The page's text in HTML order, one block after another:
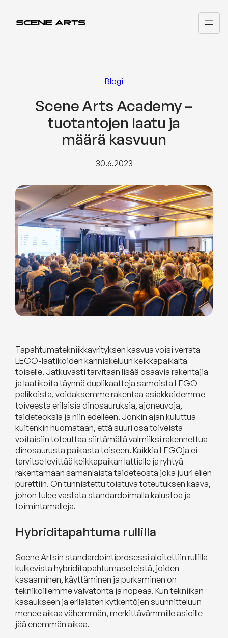
sisältöön
Blogi
Scene Arts Academy –
tuotantojen laatu ja
määrä kasvuun
30.6.2023
Tapahtumatekniikkayrityksen kasvua voisi verrata
LEGO-laatikoiden kanniskeluun keikkapaikalta
toiselle. Jatkuvasti tarvitaan lisää osaavia rakentajia
ja laatikoita täynnä duplikaatteja samoista LEGO-
palikoista, voidaksemme rakentaa asiakkaidemme
toiveesta erilaisia dinosauruksia, ajoneuvoja,
taideteoksia ja niin edelleen. Jonkin ajan kuluttua
kuitenkin huomataan, että suuri osa toiveista
voitaisiin toteuttaa siirtämällä valmiiksi rakennettua
dinosaurusta paikasta toiseen. Kaikkia LEGOja ei
tarvitse levittää keikkapaikan lattialle ja ryhtyä
rakentamaan samanlaista taideteosta joka juuri eilen
purettiin. On tunnistettu toistuva toteutuksen kaava,
johon tulee vastata standardoimalla kalustoa ja
toimintamalleja.
Hybriditapahtuma rullilla
Scene Artsin standardointiprosessi aloitettiin rullilla
kulkevista hybriditapahtumaseteistä, joiden
kasaaminen, käyttäminen ja purkaminen on
teknikoillemme vaivatonta ja nopeaa. Kun tekniikan
kasaukseen ja erilaisten kytkentöjen suunnitteluun
menee aikaa vähemmän, merkittävämmille asioille
jää enemmän aikaa.